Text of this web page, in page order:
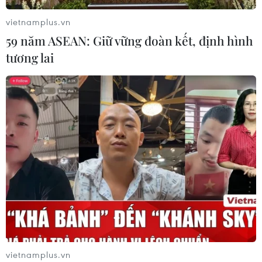
Tiên phóng vật thể chưa xác định
06/08/2026 08:31
Dấu mốc quan trọng trong quan hệ
Việt Nam-Australia
06/08/2026 08:29
Hàn Quốc tăng cường giải pháp
ngăn chặn đánh bạc trực tuyến trong
quân đội
06/08/2026 04:52
Tổng Bí thư, Chủ tịch nước Tô Lâm
vietnamplus.vn
59 năm ASEAN: Giữ vững đoàn kết, định hình
tương lai
vietnamplus.vn